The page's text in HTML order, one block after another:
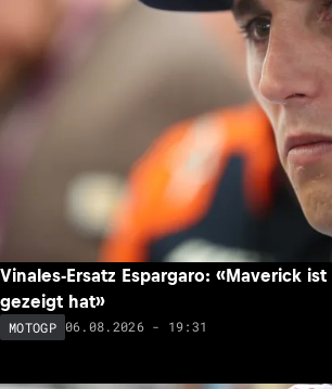
Vinales-Ersatz Espargaro: «Maverick
gezeigt hat»
MOTOGP 06.08.2026 - 19:31